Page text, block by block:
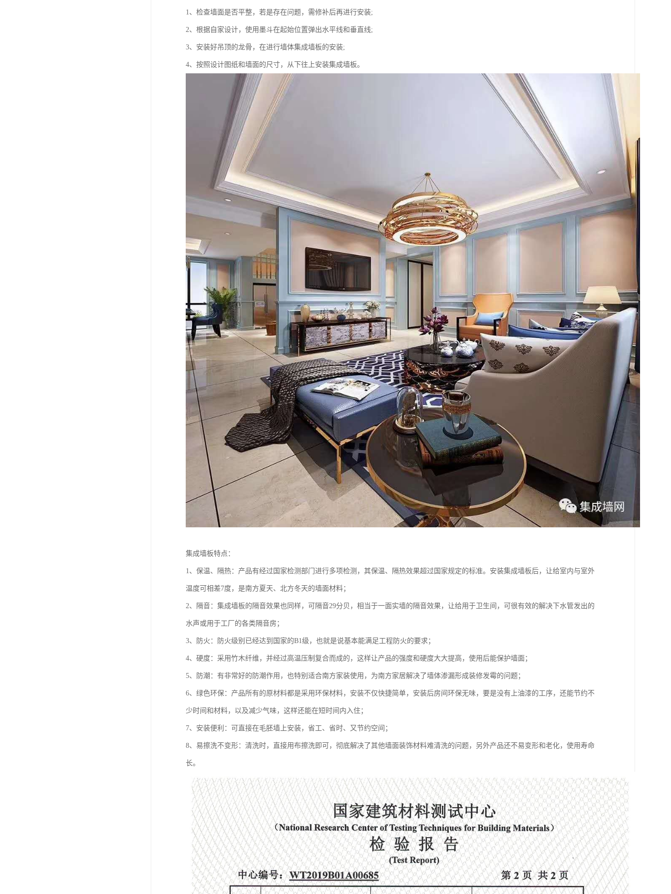
1、检查墙面是否平整，若是存在问题，需修补后再进行安装;
2、根据自家设计，使用墨斗在起始位置弹出水平线和垂直线;
3、安装好吊顶的龙骨，在进行墙体集成墙板的安装;
4、按照设计图纸和墙面的尺寸，从下往上安装集成墙板。
集成墙板特点：
1、保温、隔热：产品有经过国家检测部门进行多项检测，其保温、隔热效果超过国家规定的标准。安装集成墙板后，让给室内与室外
温度可相差7度，是南方夏天、北方冬天的墙面材料；
2、隔音：集成墙板的隔音效果也同样，可隔音29分贝，相当于一面实墙的隔音效果，让给用于卫生间，可很有效的解决下水管发出的
水声或用于工厂的各类隔音房；
3、防火：防火级别已经达到国家的B1级，也就是说基本能满足工程防火的要求；
4、硬度：采用竹木纤维，并经过高温压制复合而成的，这样让产品的强度和硬度大大提高，使用后能保护墙面；
5、防潮：有非常好的防潮作用，也特别适合南方家装使用，为南方家居解决了墙体渗漏形成装修发霉的问题；
6、绿色环保：产品所有的原材料都是采用环保材料，安装不仅快捷简单，安装后房间环保无味，要是没有上油漆的工序，还能节约不
少时间和材料，以及减少气味，这样还能在短时间内入住；
7、安装便利：可直接在毛胚墙上安装，省工、省时、又节约空间；
8、易擦洗不变形：清洗时，直接用布擦洗即可，彻底解决了其他墙面装饰材料难清洗的问题，另外产品还不易变形和老化，使用寿命
长。